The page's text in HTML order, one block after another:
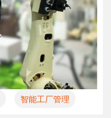
智能工厂管理